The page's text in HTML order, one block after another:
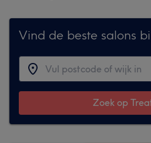
Vind de beste salons
Zoek op